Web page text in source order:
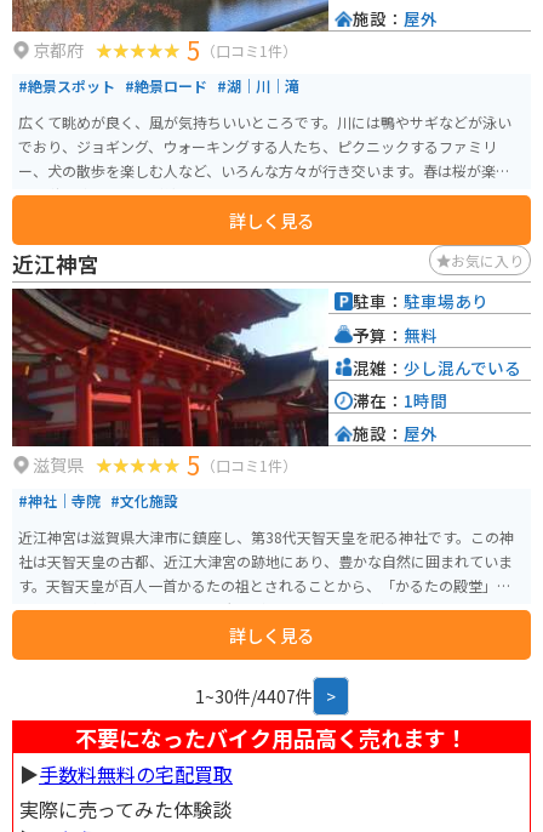
京都府 5 （口コミ1件）
#絶景スポット #絶景ロード #湖｜川｜滝
広くて眺めが良く、風が気持ちいいところです。川には鴨やサギなどが泳い
でおり、ジョギング、ウォーキングする人たち、ピクニックするファミリ
ー、犬の散歩を楽しむ人など、いろんな方々が行き交います。春は桜が楽し
め、秋は遠くの山々が綺麗に見えます。
詳しく見る
施設： 屋外
近江神宮 お気に入り
滋賀県 5 （口コミ1件）
#神社｜寺院 #文化施設
近江神宮は滋賀県大津市に鎮座し、第38代天智天皇を祀る神社です。この神
社は天智天皇の古都、近江大津宮の跡地にあり、豊かな自然に囲まれていま
す。天智天皇が百人一首かるたの祖とされることから、「かるたの殿堂」と
も呼ばれ、毎年ここでかるたの大会が行われています。漫画や映画の「ちは
やふる」での舞台となったところです。 神社の色鮮やかな楼門や近江造り・
昭和造りの社殿など、見どころが多数あります。また、毎年4月20日の例祭に
は天皇陛下の御名代として宮中より御勅使が差遣われる、全国でも特別な神
社の一つです。自然豊かな境内では心の落ち着きを得ることができ、歴史や文
化に興味のある人にとって魅力的なスポットです。
詳しく見る
駐車： 駐車場あり
予算： 無料
混雑： 少し混んでいる
滞在： 1時間
施設： 屋外
1~30件/4407件 >
不要になったバイク用品高く売れます！
▶︎手数料無料の宅配買取
実際に売ってみた体験談